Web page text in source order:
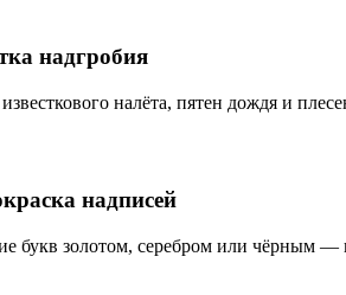
надгробия
налёта, пятен дождя и
надписей
букв золотом, серебром или чёрным —